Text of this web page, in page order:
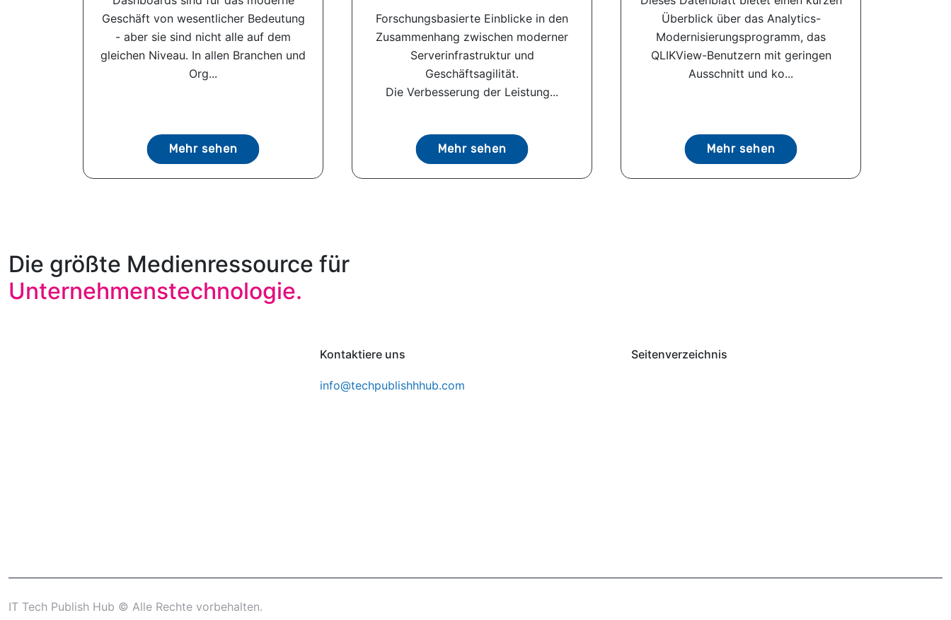
Geschäft von wesentlicher Bedeutung
- aber sie sind nicht alle auf dem
gleichen Niveau. In allen Branchen und
Org...
Mehr sehen
Forschungsbasierte Einblicke in den
Zusammenhang zwischen moderner
Serverinfrastruktur und
Geschäftsagilität.
Die Verbesserung der Leistung...
Mehr sehen
Überblick über das Analytics-
Modernisierungsprogramm, das
QLIKView-Benutzern mit geringen
Ausschnitt und ko...
Mehr sehen
Die größte Medienressource für
Unternehmenstechnologie.
Kontaktiere uns
info@techpublishhhub.com
Seitenverzeichnis
IT Tech Publish Hub © Alle Rechte vorbehalten.